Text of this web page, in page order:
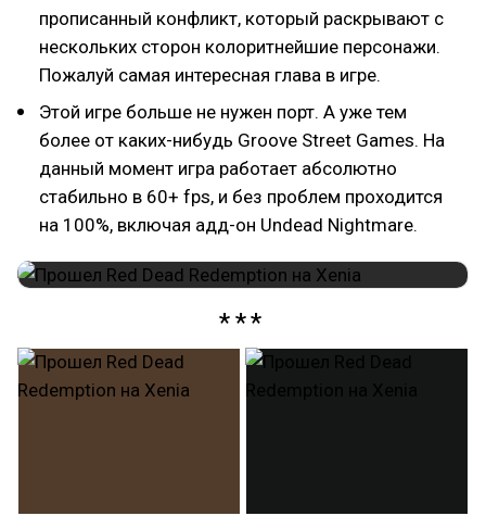
прописанный конфликт, который раскрывают с
нескольких сторон колоритнейшие персонажи.
Пожалуй самая интересная глава в игре.
Этой игре больше не нужен порт. А уже тем
более от каких-нибудь Groove Street Games. На
данный момент игра работает абсолютно
стабильно в 60+ fps, и без проблем проходится
на 100%, включая адд-он Undead Nightmare.